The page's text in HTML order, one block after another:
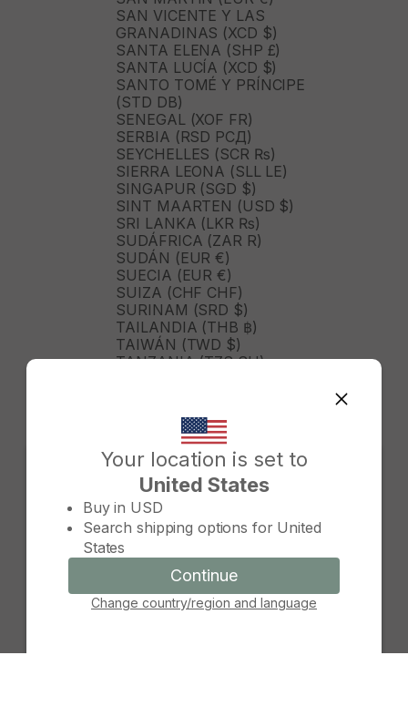
Your location is set to
United States
Buy in USD
Search shipping options for United
States
Continue
Change country/region and language
Change country/region
Continue
Cancel
SAN VICENTE Y LAS
GRANADINAS (XCD $)
SANTA ELENA (SHP £)
SANTA LUCÍA (XCD $)
SANTO TOMÉ Y PRÍNCIPE
(STD DB)
SENEGAL (XOF FR)
SERBIA (RSD РСД)
SEYCHELLES (SCR ₨)
SIERRA LEONA (SLL LE)
SINGAPUR (SGD $)
SINT MAARTEN (USD $)
SRI LANKA (LKR ₨)
SUDÁFRICA (ZAR R)
SUDÁN (EUR €)
SUECIA (EUR €)
SUIZA (CHF CHF)
SURINAM (SRD $)
TAILANDIA (THB ฿)
TAIWÁN (TWD $)
TANZANIA (TZS SH)
TONGA (TOP T$)
TRINIDAD Y TOBAGO (TTD
TURKMENISTÁN (USD $)
TURQUÍA (TRY ₺)
TUVALU (AUD $)
TÚNEZ (USD $)
UGANDA (UGX USH)
URUGUAY (UYU $U)
UZBEKISTÁN (UZS SO'M)
VANUATU (VUV VT)
VENEZUELA (USD $)